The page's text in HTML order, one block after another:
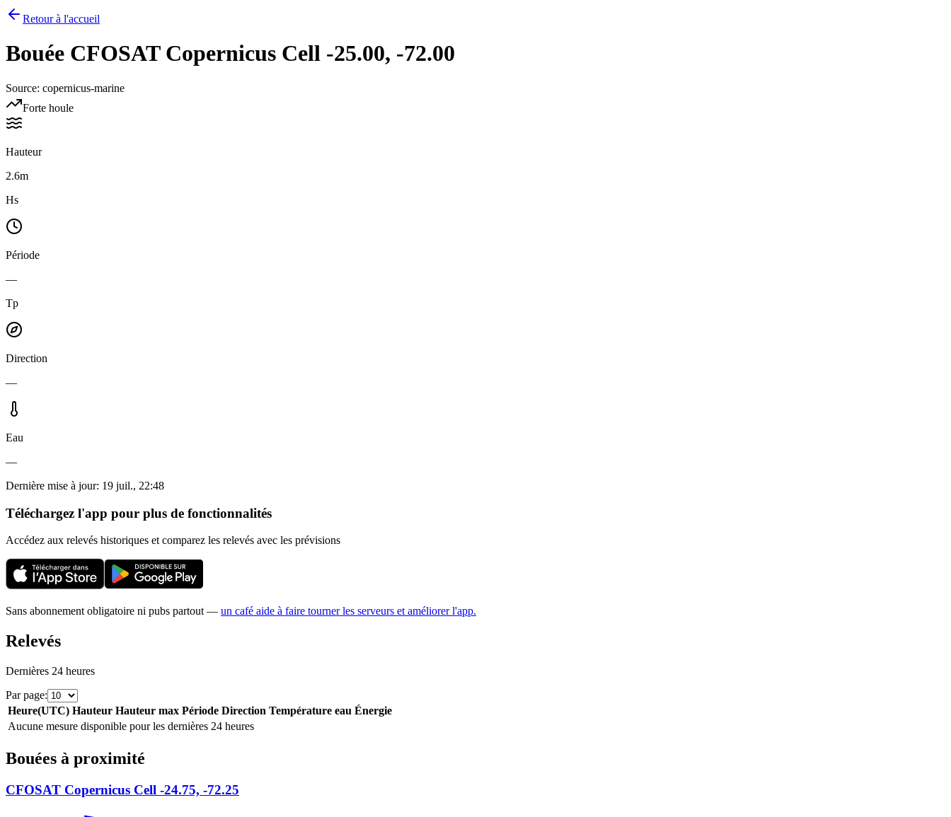
Retour à l'accueil
Bouée CFOSAT Copernicus Cell -25.00, -72.00
Source: copernicus-marine
Forte houle
Hauteur
2.6m
Hs
Période
—
Tp
Direction
—
Eau
—
Dernière mise à jour: 19 juil., 22:48
Téléchargez l'app pour plus de fonctionnalités
Accédez aux relevés historiques et comparez les relevés avec les prévisions
Sans abonnement obligatoire ni pubs partout — un café aide à faire tourner les serveurs et améliorer l'app.
Relevés
Dernières 24 heures
Par page:
Heure(UTC) Hauteur Hauteur max Période Direction Température eau Énergie
Aucune mesure disponible pour les dernières 24 heures
Bouées à proximité
CFOSAT Copernicus Cell -24.75, -72.25